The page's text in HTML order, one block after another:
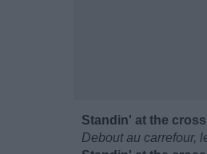
Standin' at the
Debout au carrefour,